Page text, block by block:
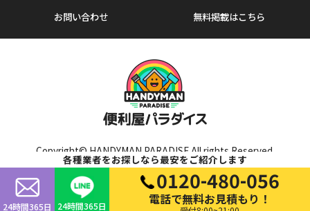
お問い合わせ
無料掲載はこちら
Copyright© HANDYMAN PARADISE All rights Reserved.
各種業者をお探しなら最安をご紹介します
24時間365日 24時間365日
0120-480-056
電話で無料お見積もり！